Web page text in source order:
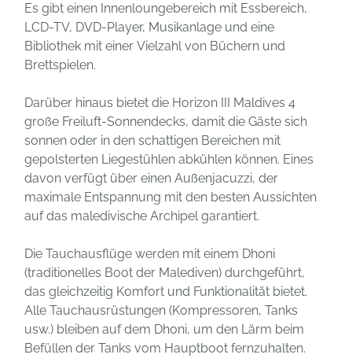
Es gibt einen Innenloungebereich mit Essbereich,
LCD-TV, DVD-Player, Musikanlage und eine
Bibliothek mit einer Vielzahl von Büchern und
Brettspielen.
Darüber hinaus bietet die Horizon III Maldives 4
große Freiluft-Sonnendecks, damit die Gäste sich
sonnen oder in den schattigen Bereichen mit
gepolsterten Liegestühlen abkühlen können. Eines
davon verfügt über einen Außenjacuzzi, der
maximale Entspannung mit den besten Aussichten
auf das maledivische Archipel garantiert.
Die Tauchausflüge werden mit einem Dhoni
(traditionelles Boot der Malediven) durchgeführt,
das gleichzeitig Komfort und Funktionalität bietet.
Alle Tauchausrüstungen (Kompressoren, Tanks
usw.) bleiben auf dem Dhoni, um den Lärm beim
Befüllen der Tanks vom Hauptboot fernzuhalten.